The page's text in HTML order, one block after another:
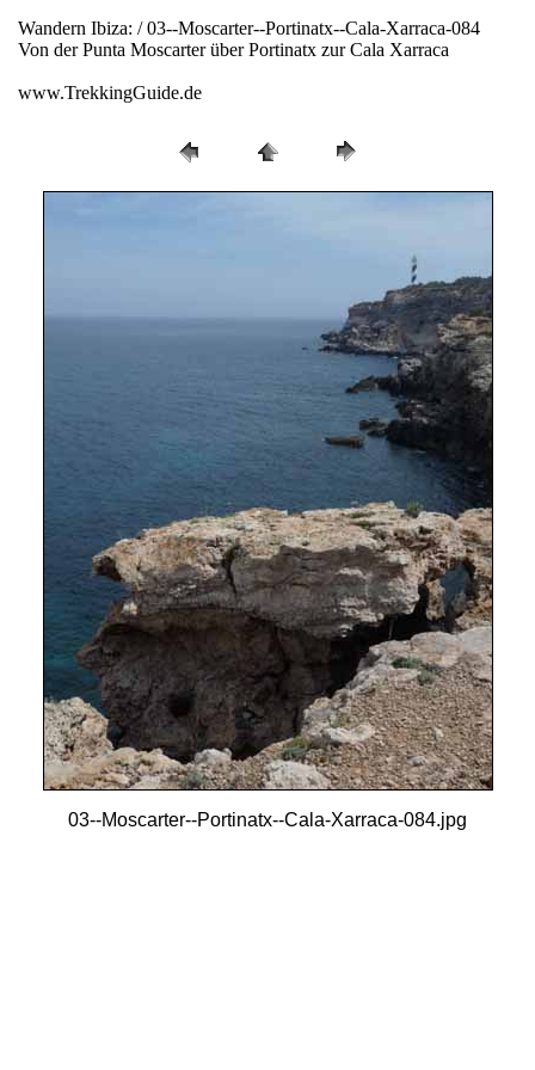
Wandern Ibiza: / 03--Moscarter--Portinatx--Cala-Xarraca-084
Von der Punta Moscarter über Portinatx zur Cala Xarraca
www.TrekkingGuide.de
03--Moscarter--Portinatx--Cala-Xarraca-084.jpg